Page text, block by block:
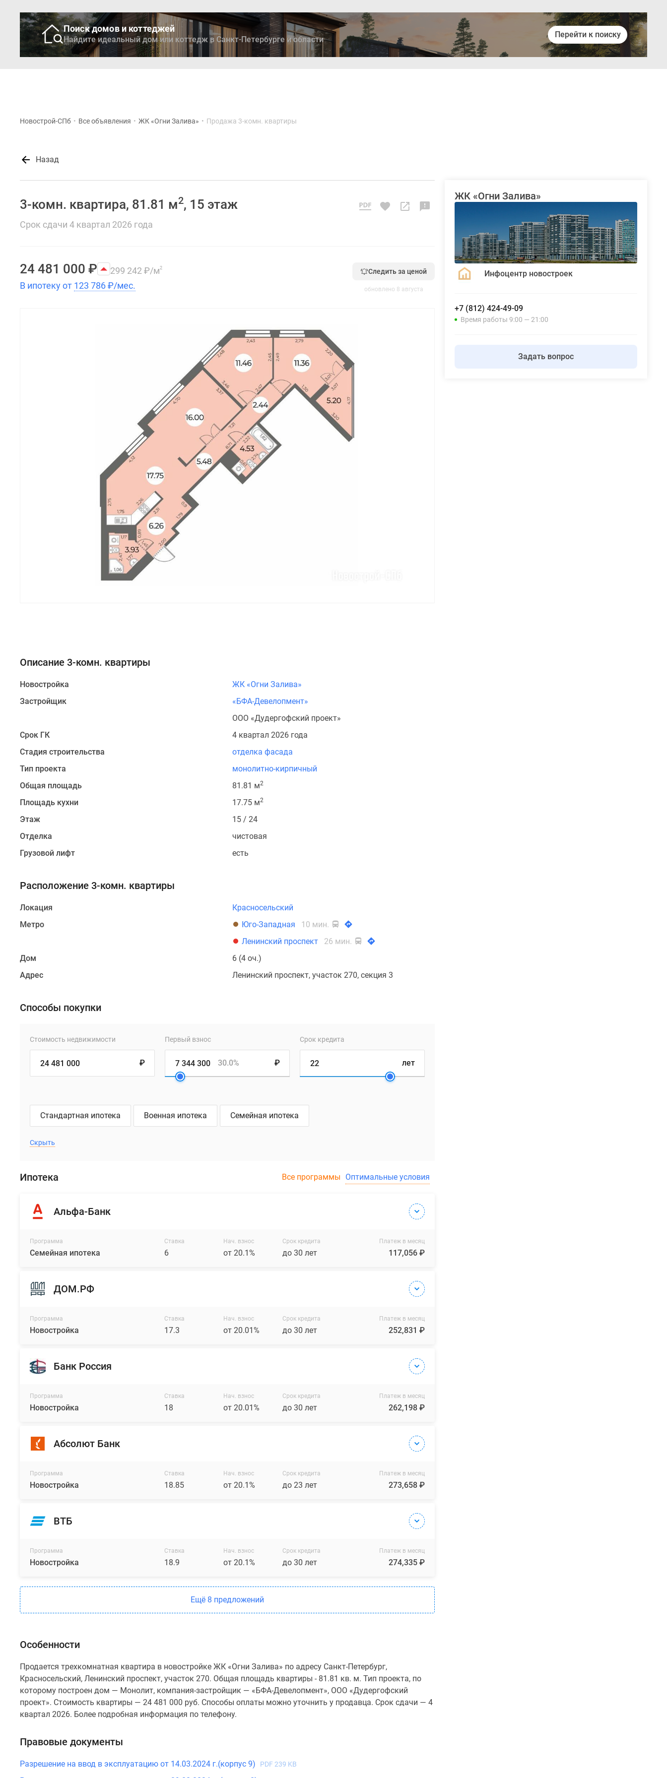
Поиск домов и коттеджей
Найдите идеальный дом или коттедж в Санкт-Петербурге и области
Перейти к поиску
Новострой-СПб • Все объявления • ЖК «Огни Залива» • Продажа 3-комн. квартиры
Назад
3-комн. квартира, 81.81 м2, 15 этаж
Срок сдачи 4 квартал 2026 года
24 481 000 ₽ 299 242 ₽/м2
В ипотеку от 123 786₽/мес.
Следить за ценой
обновлено 8 августа
Описание 3-комн. квартиры
Новостройка
ЖК «Огни Залива»
Застройщик
«БФА-Девелопмент»
ООО «Дудергофский проект»
Срок ГК
4 квартал 2026 года
Стадия строительства
отделка фасада
Тип проекта
монолитно-кирпичный
Общая площадь
81.81 м2
Площадь кухни 17.75 м2
Этаж
15 / 24
Отделка
чистовая
Грузовой лифт
есть
Расположение 3-комн. квартиры
Локация
Красносельский
Метро
Юго-Западная
10 мин.
Ленинский проспект
26 мин.
Дом
6 (4 оч.)
Адрес
Ленинский проспект, участок 270, секция 3
Способы покупки
Стоимость недвижимости
₽
Первый взнос
₽
30.0%
Срок кредита
лет
Стандартная ипотека Военная ипотека Семейная ипотека
Скрыть
Ипотека Все программы Оптимальные условия
Альфа-Банк
Программа
Семейная ипотека
Ставка
6
Нач. взнос
от 20.1%
Срок кредита
до 30 лет
Платеж в месяц
117,056 ₽
ДОМ.РФ
Программа
Новостройка
Ставка
17.3
Нач. взнос
от 20.01%
Срок кредита
до 30 лет
Платеж в месяц
252,831 ₽
Банк Россия
Программа
Новостройка
Ставка
18
Нач. взнос
от 20.01%
Срок кредита
до 30 лет
Платеж в месяц
262,198 ₽
Абсолют Банк
Программа
Новостройка
Ставка
18.85
Нач. взнос
от 20.1%
Срок кредита
до 23 лет
Платеж в месяц
273,658 ₽
ВТБ
Программа
Новостройка
Ставка
18.9
Нач. взнос
от 20.1%
Срок кредита
до 30 лет
Платеж в месяц
274,335 ₽
Ещё 8 предложений
Особенности
Продается трехкомнатная квартира в новостройке ЖК «Огни Залива» по адресу Санкт-Петербург,
Красносельский, Ленинский проспект, участок 270. Общая площадь квартиры - 81.81 кв. м. Тип проекта, по
которому построен дом — Монолит, компания-застройщик — «БФА-Девелопмент», ООО «Дудергофский
проект». Стоимость квартиры — 24 481 000 руб. Способы оплаты можно уточнить у продавца. Срок сдачи — 4
квартал 2026. Более подробная информация по телефону.
Правовые документы
Разрешение на ввод в эксплуатацию от 14.03.2024 г.(корпус 9) PDF 239 KB
ЖК «Огни Залива»
Инфоцентр новостроек
+7 (812) 424-49-09
Время работы 9:00 — 21:00
Задать вопрос